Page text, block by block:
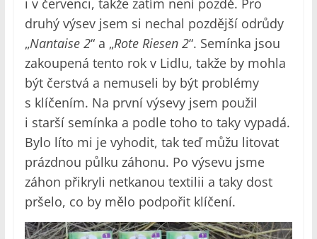
druhý výsev jsem si nechal pozdější odrůdy
„Nantaise 2“ a „Rote Riesen 2“. Semínka jsou
zakoupená tento rok v Lidlu, takže by mohla
být čerstvá a nemuseli by být problémy
s klíčením. Na první výsevy jsem použil
i starší semínka a podle toho to taky vypadá.
Bylo líto mi je vyhodit, tak teď můžu litovat
prázdnou půlku záhonu. Po výsevu jsme
záhon přikryli netkanou textilii a taky dost
pršelo, co by mělo podpořit klíčení.